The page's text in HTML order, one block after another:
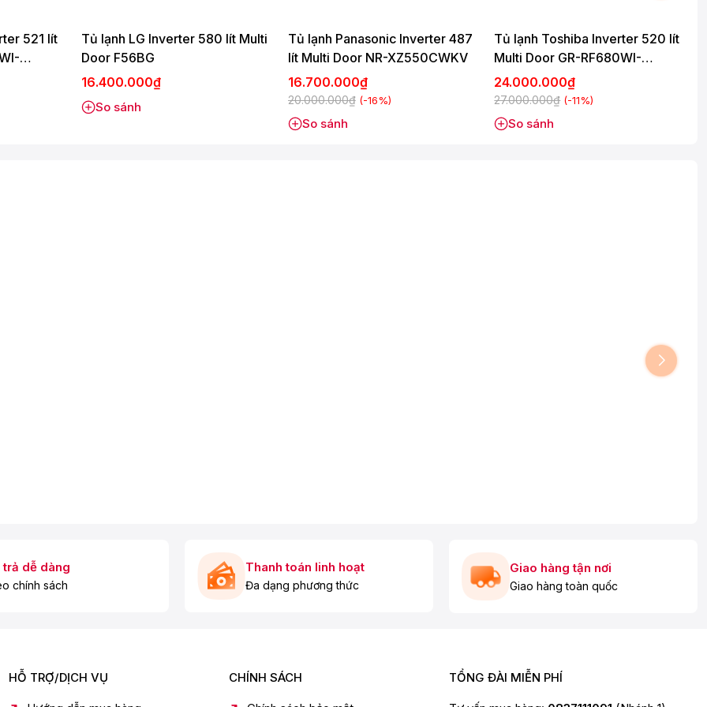
trữ thực phẩm.
nước nhờ khả năng cấp ẩm lên đến 90%.
ngon chuẩn -3°C nhanh gấp 4 lần, tiết kiệm thời gian và công
521 lít
Tủ lạnh LG Inverter 580 lít Multi
Door F56BG
16.400.000₫
So sánh
Tủ lạnh Panasonic Inverter 487
lít Multi Door NR-XZ550CWKV
16.700.000₫
20.000.000₫ (-16%)
So sánh
Tủ lạnh Toshiba Inverter 520 lít
Multi Door GR-RF680WI-
PGV(D4)
24.000.000₫
27.000.000₫ (-11%)
So sánh
dễ dàng
chính sách
Thanh toán linh hoạt
Đa dạng phương thức
Giao hàng tận nơi
Giao hàng toàn quốc
HỖ TRỢ/DỊCH VỤ CHÍNH SÁCH TỔNG ĐÀI MIỄN PHÍ